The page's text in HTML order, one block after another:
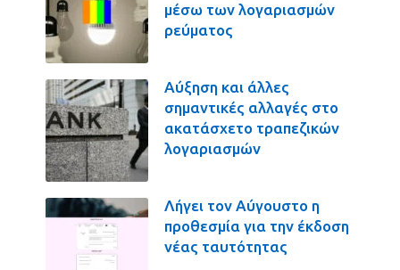
μέσω των λογαριασμών
ρεύματος
Αύξηση και άλλες
σημαντικές αλλαγές στο
ακατάσχετο τραπεζικών
λογαριασμών
Λήγει τον Αύγουστο η
προθεσμία για την έκδοση
νέας ταυτότητας